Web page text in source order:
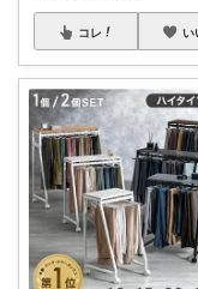
コレ い